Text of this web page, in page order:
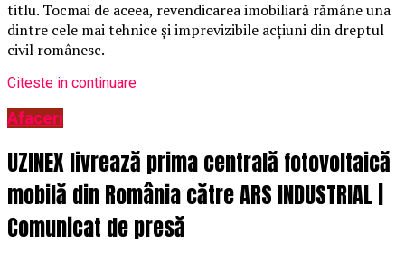
titlu. Tocmai de aceea, revendicarea imobiliară rămâne una
dintre cele mai tehnice și imprevizibile acțiuni din dreptul
civil românesc.
Citeste in continuare
Afaceri
UZINEX livrează prima centrală fotovoltaică
mobilă din România către ARS INDUSTRIAL |
Comunicat de presă